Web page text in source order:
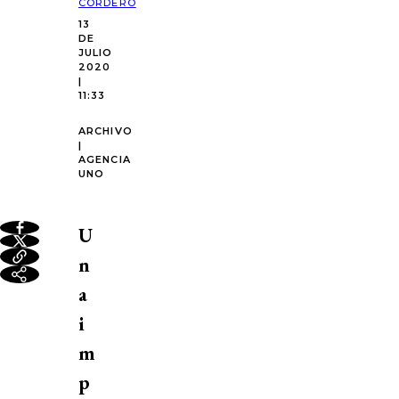
CORDERO
13
DE
JULIO
2020
|
11:33
ARCHIVO
|
AGENCIA
UNO
U
n
a
i
m
p